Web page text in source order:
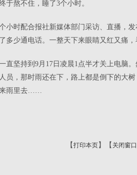
于熬不住，睡了3个小时。
小时配合报社新媒体部门采访、直播，
多少通电话。一整天下来眼睛又红又痛，
直坚持到 9月 17 日凌晨1 点半才关上电脑
员，那时雨还在下，路上都是倒下的大
来雨里去……
【打印本页】【 关闭窗口